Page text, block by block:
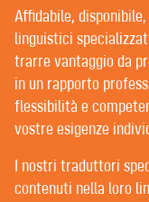
FORMAZIONE
LINGUAGGIO
TRADUZIONE
POST-EDITING |
EDITING E
TRADUTTORI |
Affidabile,
linguistici
trarre vantaggio da
in un rapporto
flessibilità e
vostre esigenze
I nostri traduttori
contenuti nella loro